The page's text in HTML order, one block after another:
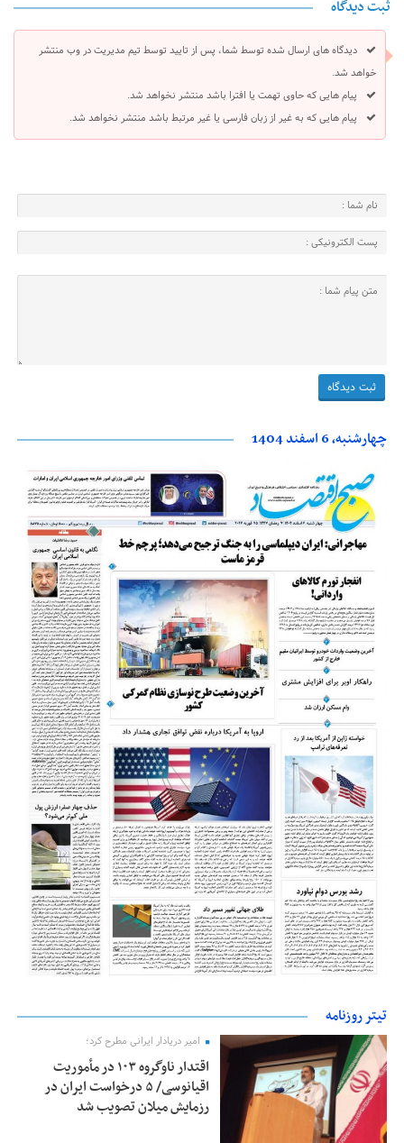
ثبت دیدگاه
دیدگاه های ارسال شده توسط شما، پس از تایید توسط تیم مدیریت در وب منتشر
خواهد شد.
پیام هایی که حاوی تهمت یا افترا باشد منتشر نخواهد شد.
پیام هایی که به غیر از زبان فارسی یا غیر مرتبط باشد منتشر نخواهد شد.
چهارشنبه، 6 اسفند 1404
تیتر روزنامه
امیر دریادار ایرانی مطرح کرد؛
اقتدار ناوگروه ۱۰۳ در مأموریت‌
اقیانوسی/ ۵ درخواست ایران در
رزمایش میلان تصویب شد